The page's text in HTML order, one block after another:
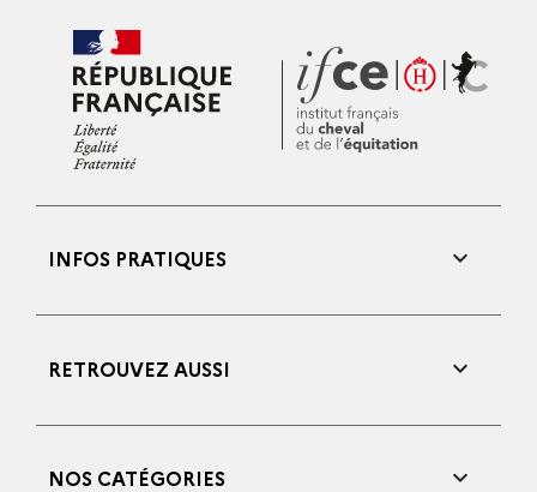
INFOS PRATIQUES 
RETROUVEZ AUSSI 
NOS CATÉGORIES 